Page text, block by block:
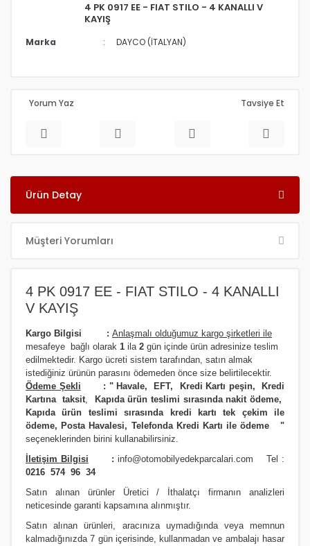
4 PK 0917 EE - FIAT STILO - 4 KANALLI V
KAYIŞ
Marka DAYCO (İTALYAN)
Yorum Yaz Tavsiye Et
Ürün Detay
Müşteri Yorumları
4 PK 0917 EE - FIAT STILO - 4 KANALLI
V KAYIŞ
Kargo Bilgisi : Anlaşmalı olduğumuz kargo şirketleri ile
mesafeye bağlı olarak 1 ila 2 gün içinde ürün adresinize teslim
edilmektedir. Kargo ücreti sistem tarafından, satın almak
istediğiniz ürünün parasını ödemeden önce size belirtilecektir.
Ödeme Şekli : " Havale, EFT, Kredi Kartı peşin,
Kredi
Kartına taksit,
Kapıda ürün teslimi sırasında nakit ödeme,
Kapıda ürün teslimi sırasında kredi kartı tek çekim ile
ödeme, Posta Havalesi, Telefonda Kredi Kartı ile ödeme
"
seçeneklerinden birini kullanabilirsiniz.
İletişim Bilgisi : info@otomobilyedekparcalari.com Tel :
0216 574 96 34
Satın alınan ürünler Üretici / İthalatçı firmanın analizleri
neticesinde garanti kapsamına alınmıştır.
Satın alınan ürünleri, aracınıza uymadığında veya memnun
kalmadığınızda 7 gün içerisinde, kullanmadan ve ambalajı hasar